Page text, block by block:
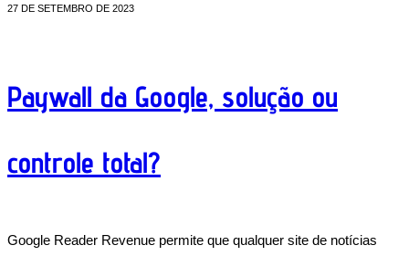
27 DE SETEMBRO DE 2023
Paywall da Google, solução ou
controle total?
Google Reader Revenue permite que qualquer site de notícias